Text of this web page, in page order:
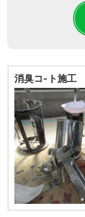
消臭コ-ト施工